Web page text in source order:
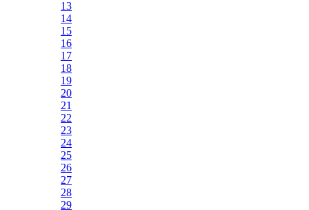
13
14
15
16
17
18
19
20
21
22
23
24
25
26
27
28
29